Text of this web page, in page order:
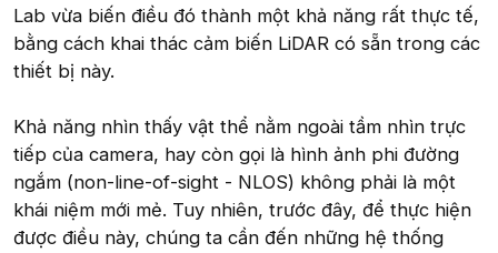
Lab vừa biến điều đó thành một khả năng rất thực tế,
bằng cách khai thác cảm biến LiDAR có sẵn trong các
thiết bị này.
Khả năng nhìn thấy vật thể nằm ngoài tầm nhìn trực
tiếp của camera, hay còn gọi là hình ảnh phi đường
ngắm (non-line-of-sight - NLOS) không phải là một
khái niệm mới mẻ. Tuy nhiên, trước đây, để thực hiện
được điều này, chúng ta cần đến những hệ thống